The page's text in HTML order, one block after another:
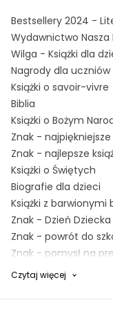
Bestsellery 2024 -
Wydawnictwo
Wilga - Książki dla
Nagrody dla uczniów
Książki o savoir-vivre
Biblia
Książki o Bożym
Znak -
Znak - najlepsze
Książki o Świętych
Biografie dla dzieci
Książki z barwionymi
Znak - Dzień Dziecka
Znak - powrót do
Znak - pomysł na
Bestsellery 2025 -
Czytaj więcej